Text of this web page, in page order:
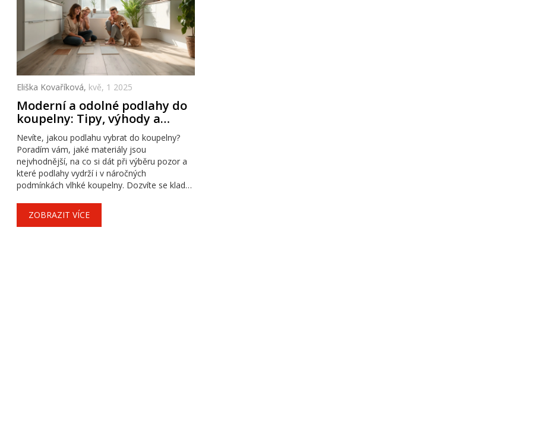
Eliška Kovaříková, kvě, 1 2025
Moderní a odolné podlahy do
koupelny: Tipy, výhody a
srovnání
Nevíte, jakou podlahu vybrat do koupelny?
Poradím vám, jaké materiály jsou
nejvhodnější, na co si dát při výběru pozor a
které podlahy vydrží i v náročných
podmínkách vlhké koupelny. Dozvíte se klady
skutečně moderní řešení, a nechybí ani
užitečné rady k údržbě. Podívejte se na
ZOBRAZIT VÍCE